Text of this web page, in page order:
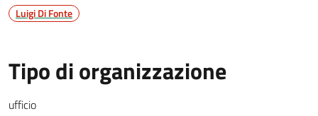
Luigi Di Fonte
Tipo di organizzazione
ufficio